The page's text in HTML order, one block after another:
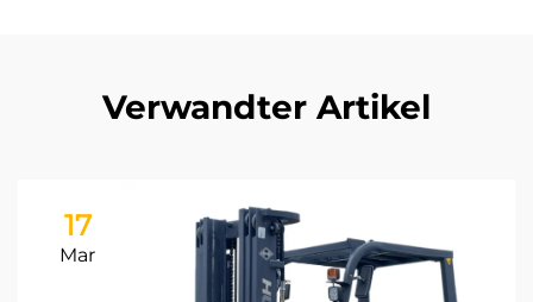
Verwandter Artikel
17
Mar